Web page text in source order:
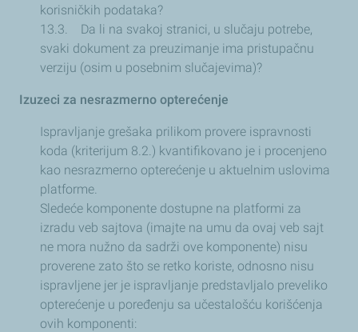
korisničkih podataka?
13.3. Da li na svakoj stranici, u slučaju potrebe,
svaki dokument za preuzimanje ima pristupačnu
verziju (osim u posebnim slučajevima)?
Izuzeci za nesrazmerno opterećenje
Ispravljanje grešaka prilikom provere ispravnosti
koda (kriterijum 8.2.) kvantifikovano je i procenjeno
kao nesrazmerno opterećenje u aktuelnim uslovima
platforme.
Sledeće komponente dostupne na platformi za
izradu veb sajtova (imajte na umu da ovaj veb sajt
ne mora nužno da sadrži ove komponente) nisu
proverene zato što se retko koriste, odnosno nisu
ispravljene jer je ispravljanje predstavljalo preveliko
opterećenje u poređenju sa učestalošću korišćenja
ovih komponenti: